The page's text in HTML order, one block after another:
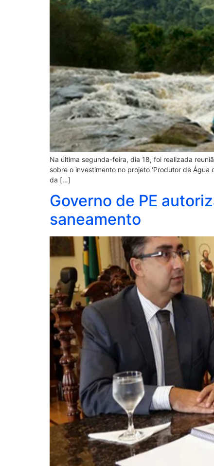
Na última segunda-feira, dia 18, foi realizada
sobre o investimento no projeto ‘Produtor de
da […]
Governo de PE
saneamento